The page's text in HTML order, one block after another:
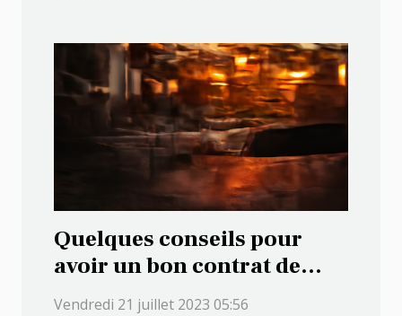
Quelques conseils pour
avoir un bon contrat de
location de véhicule
Vendredi 21 juillet 2023 05:56